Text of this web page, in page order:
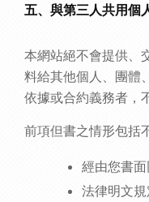
五、與第三人共用個
本網站絕不會提供、
料給其他個人、團體
依據或合約義務者，
前項但書之情形包括
經由您書面
法律明文規